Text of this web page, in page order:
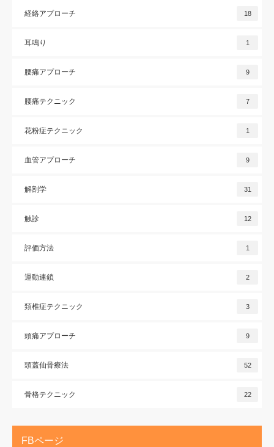
経絡アプローチ 18
耳鳴り 1
腰痛アプローチ 9
腰痛テクニック 7
花粉症テクニック 1
血管アプローチ 9
解剖学 31
触診 12
評価方法 1
運動連鎖 2
頚椎症テクニック 3
頭痛アプローチ 9
頭蓋仙骨療法 52
骨格テクニック 22
FBページ